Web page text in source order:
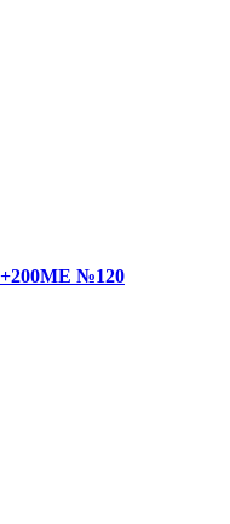
№120